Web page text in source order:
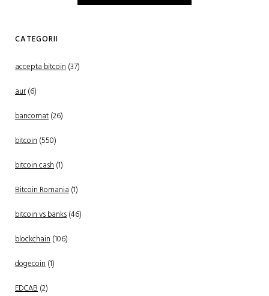
CATEGORII
accepta bitcoin(37)
aur(6)
bancomat(26)
bitcoin(550)
bitcoin cash(1)
Bitcoin Romania(1)
bitcoin vs banks(46)
blockchain(106)
dogecoin(1)
EDCAB(2)